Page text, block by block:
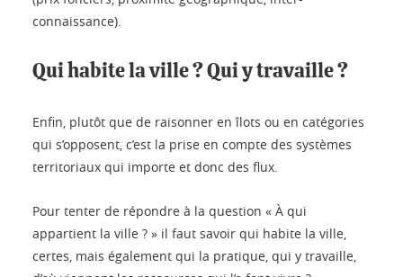
connaissance).
Qui habite la ville ? Qui y travaille ?
Enfin, plutôt que de raisonner en îlots ou en catégories
qui s’opposent, c’est la prise en compte des systèmes
territoriaux qui importe et donc des flux.
Pour tenter de répondre à la question « À qui
appartient la ville ? » il faut savoir qui habite la ville,
certes, mais également qui la pratique, qui y travaille,